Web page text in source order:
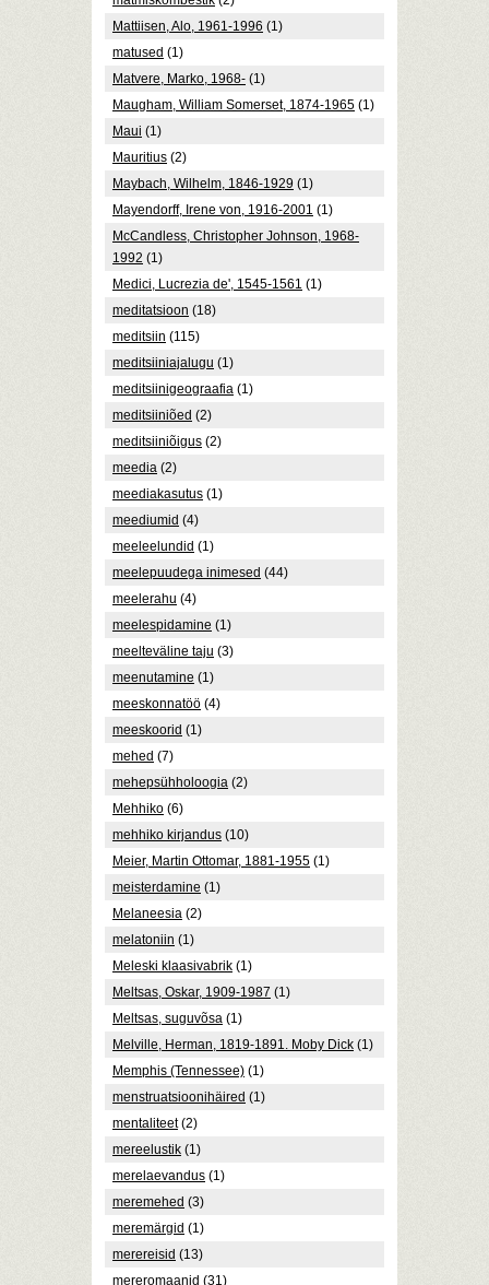
Mattiisen, Alo, 1961-1996 (1)
matused (1)
Matvere, Marko, 1968- (1)
Maugham, William Somerset, 1874-1965 (1)
Maui (1)
Mauritius (2)
Maybach, Wilhelm, 1846-1929 (1)
Mayendorff, Irene von, 1916-2001 (1)
McCandless, Christopher Johnson, 1968-
1992 (1)
Medici, Lucrezia de', 1545-1561 (1)
meditatsioon (18)
meditsiin (115)
meditsiiniajalugu (1)
meditsiinigeograafia (1)
meditsiiniõed (2)
meditsiiniõigus (2)
meedia (2)
meediakasutus (1)
meediumid (4)
meeleelundid (1)
meelepuudega inimesed (44)
meelerahu (4)
meelespidamine (1)
meelteväline taju (3)
meenutamine (1)
meeskonnatöö (4)
meeskoorid (1)
mehed (7)
mehepsühholoogia (2)
Mehhiko (6)
mehhiko kirjandus (10)
Meier, Martin Ottomar, 1881-1955 (1)
meisterdamine (1)
Melaneesia (2)
melatoniin (1)
Meleski klaasivabrik (1)
Meltsas, Oskar, 1909-1987 (1)
Meltsas, suguvõsa (1)
Melville, Herman, 1819-1891. Moby Dick (1)
Memphis (Tennessee) (1)
menstruatsioonihäired (1)
mentaliteet(2)
mereelustik (1)
merelaevandus (1)
meremehed (3)
meremärgid (1)
merereisid (13)
mereromaanid (31)